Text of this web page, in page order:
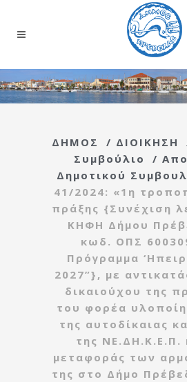
ΔΗΜΟΣ / ΔΙΟΙΚΗΣΗ
Συμβούλιο
/
Δημοτικού
41/2024: «1η
πράξης {Συνέχιση
ΚΗΦΗ Δήμου
κωδ. ΟΠΣ
Πρόγραμμα
2027”}, με
δικαιούχου της
του φορέα
της αυτοδίκαιας
της ΝΕ.ΔΗ.Κ.Ε.Π.
μεταφοράς των
της στο Δήμο